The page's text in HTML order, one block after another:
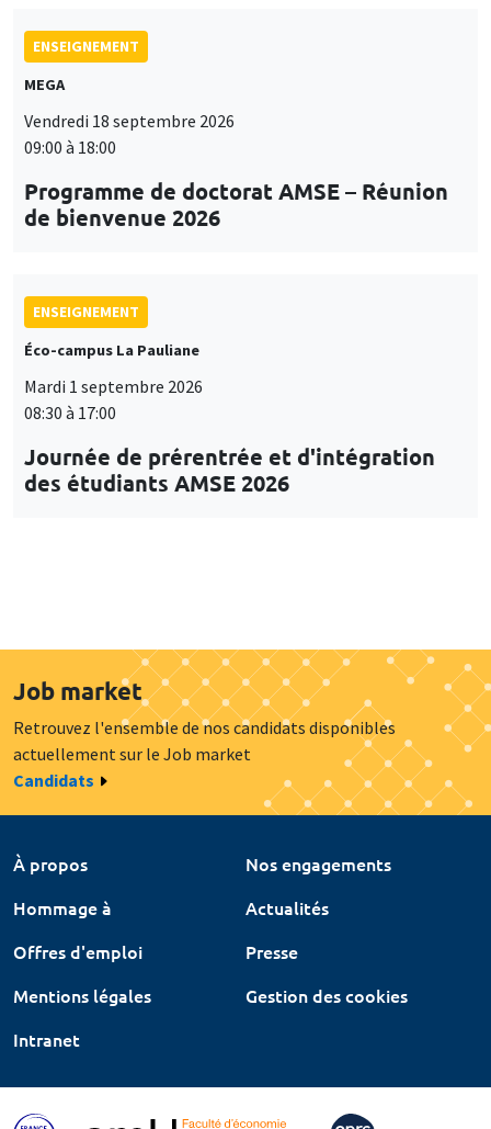
ENSEIGNEMENT
MEGA
Vendredi 18 septembre 2026
09:00 à 18:00
Programme de doctorat AMSE – Réunion
de bienvenue 2026
ENSEIGNEMENT
Éco-campus La Pauliane
Mardi 1 septembre 2026
08:30 à 17:00
Journée de prérentrée et d'intégration
des étudiants AMSE 2026
Job market
Retrouvez l'ensemble de nos candidats disponibles
actuellement sur le Job market
Candidats
À propos
Nos engagements
Hommage à
Actualités
Offres d'emploi
Presse
Mentions légales
Gestion des cookies
Intranet